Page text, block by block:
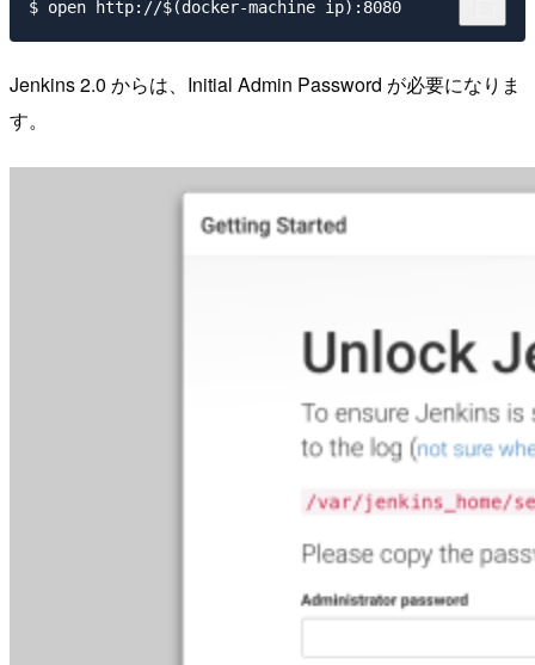
Jenkins 2.0 からは、Initial Admin Password が必要になりま
す。